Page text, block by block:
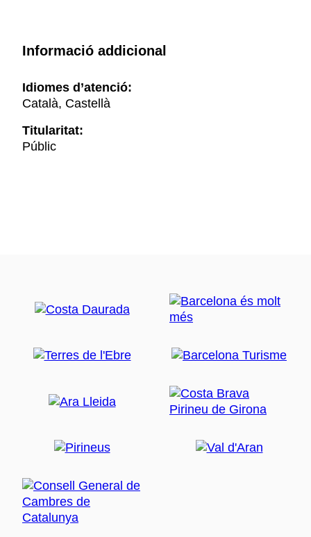
Informació addicional
Idiomes d’atenció:
Català, Castellà
Titularitat:
Públic